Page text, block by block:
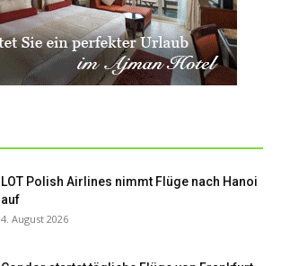
LOT Polish Airlines nimmt Flüge nach Hanoi
auf
4. August 2026